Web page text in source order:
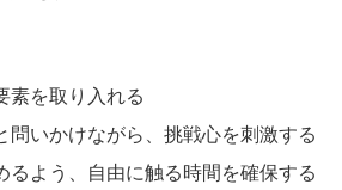
素を取り入れる
問いかけながら、挑戦心を刺激する
るよう、自由に触る時間を確保する